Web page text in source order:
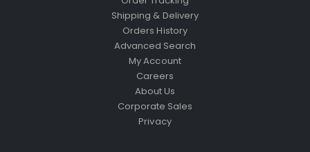
Shipping & Delivery
Orders History
Advanced Search
My Account
Careers
About Us
Corporate Sales
Privacy